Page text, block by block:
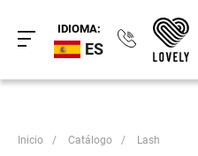
IDIOMA:
ES
Inicio / Catálogo / Lash